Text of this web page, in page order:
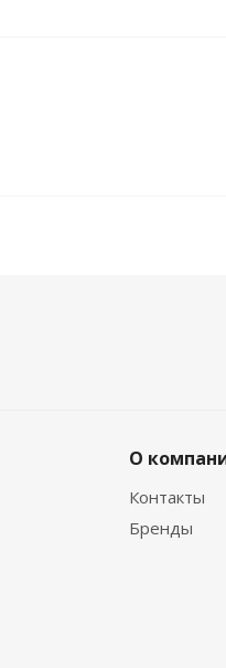
О
Контакты
Бренды